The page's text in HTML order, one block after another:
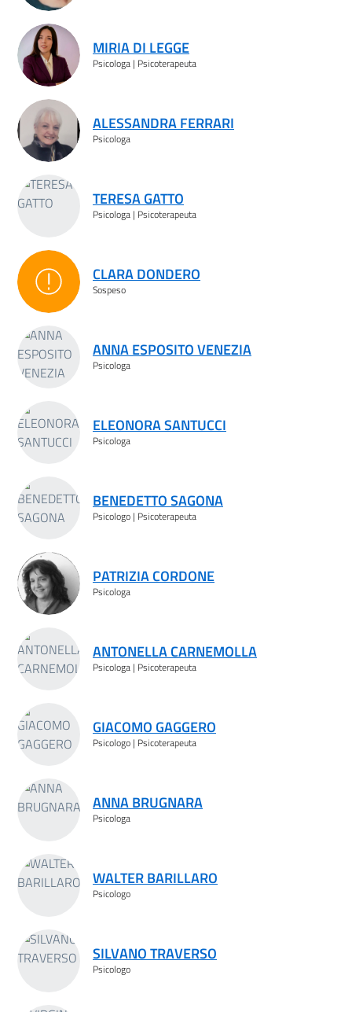
MIRIA DI LEGGE
Psicologa | Psicoterapeuta
ALESSANDRA FERRARI
Psicologa
TERESA GATTO
Psicologa | Psicoterapeuta
Sospeso
CLARA DONDERO
Sospeso
ANNA ESPOSITO VENEZIA
Psicologa
ELEONORA SANTUCCI
Psicologa
BENEDETTO SAGONA
Psicologo | Psicoterapeuta
PATRIZIA CORDONE
Psicologa
ANTONELLA CARNEMOLLA
Psicologa | Psicoterapeuta
GIACOMO GAGGERO
Psicologo | Psicoterapeuta
ANNA BRUGNARA
Psicologa
WALTER BARILLARO
Psicologo
SILVANO TRAVERSO
Psicologo